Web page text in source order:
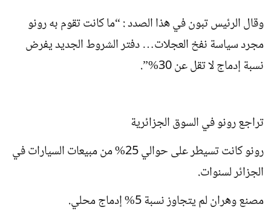
وقال الرئيس تبون في هذا الصدد : “ما كانت تقوم به رونو
مجرد سياسة نفخ العجلات… دفتر الشروط الجديد يفرض
نسبة إدماج لا تقل عن 30%”.
تراجع رونو في السوق الجزائرية
رونو كانت تسيطر على حوالي 25% من مبيعات السيارات في
الجزائر لسنوات.
مصنع وهران لم يتجاوز نسبة 5% إدماج محلي.